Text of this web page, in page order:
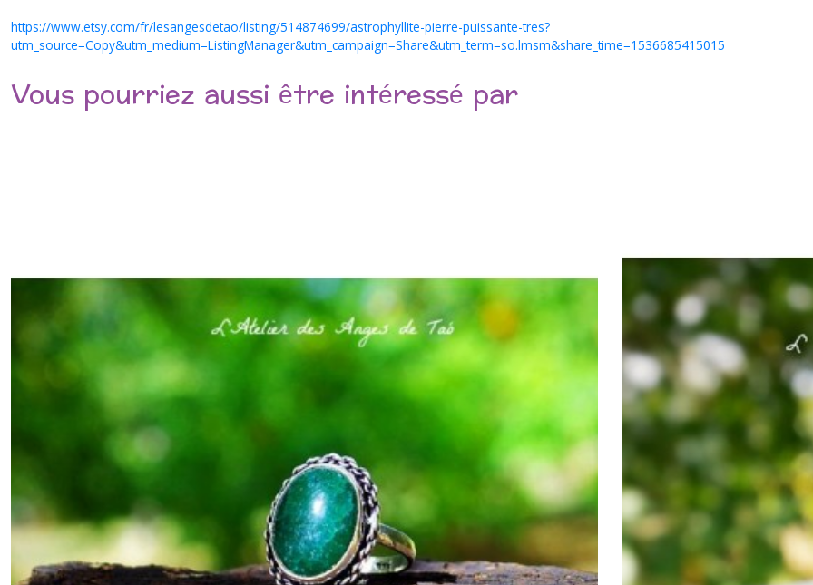
https://www.etsy.com/fr/lesangesdetao/listing/514874699/astrophyllite-pierre-puissante-tres?
utm_source=Copy&utm_medium=ListingManager&utm_campaign=Share&utm_term=so.lmsm&share_time=1536685415015
Vous pourriez aussi être intéressé par